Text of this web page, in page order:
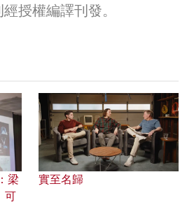
授權編譯刊發。
梁
可
實至名歸